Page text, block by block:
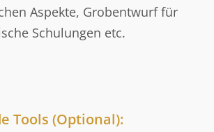
Aspekte, Grobentwurf für
Schulungen etc.
Tools (Optional):